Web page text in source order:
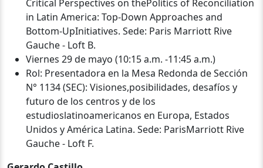
Critical Perspectives on thePolitics of Reconciliation
in Latin America: Top-Down Approaches and
Bottom-UpInitiatives. Sede: Paris Marriott Rive
Gauche - Loft B.
Viernes 29 de mayo (10:15 a.m. -11:45 a.m.)
Rol: Presentadora en la Mesa Redonda de Sección
N° 1134 (SEC): Visiones,posibilidades, desafíos y
futuro de los centros y de los
estudioslatinoamericanos en Europa, Estados
Unidos y América Latina. Sede: ParisMarriott Rive
Gauche - Loft F.